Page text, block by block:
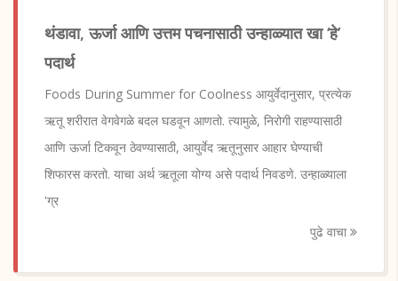
थंडावा, ऊर्जा आणि उत्तम पचनासाठी उन्हाळ्यात खा ‘हे’
पदार्थ
Foods During Summer for Coolness आयुर्वेदानुसार, प्रत्येक
ऋतू शरीरात वेगवेगळे बदल घडवून आणतो. त्यामुळे, निरोगी राहण्यासाठी
आणि ऊर्जा टिकवून ठेवण्यासाठी, आयुर्वेद ऋतूनुसार आहार घेण्याची
शिफारस करतो. याचा अर्थ ऋतूला योग्य असे पदार्थ निवडणे. उन्हाळ्याला
'ग्र
पुढे वाचा